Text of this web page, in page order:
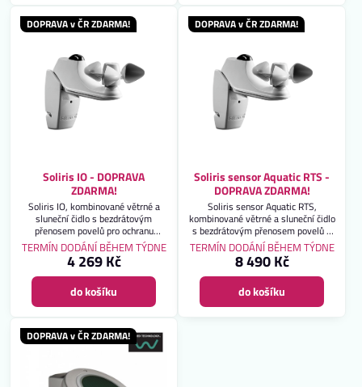
ZDARMA!
DOPRAVA v ČR ZDARMA!
Soliris IO - DOPRAVA
ZDARMA!
Soliris IO, kombinované větrné a
sluneční čidlo s bezdrátovým
přenosem povelů pro ochranu
markýz a venkovních žaluzií. Záruka
2 roky. DOPRAVA ZDARMA!
TERMÍN DODÁNÍ BĚHEM TÝDNE
4 269 Kč
do košíku
DOPRAVA v ČR ZDARMA!
Soliris sensor Aquatic RTS -
DOPRAVA ZDARMA!
Soliris sensor Aquatic RTS,
kombinované větrné a sluneční čidlo
s bezdrátovým přenosem povelů s
možností připojení dešťového čidla
pro ochranu markýz a venkovních
žaluzií. Záruka 2 roky. DOPRAVA
ZDARMA!
TERMÍN DODÁNÍ BĚHEM TÝDNE
8 490 Kč
do košíku
DOPRAVA v ČR ZDARMA!